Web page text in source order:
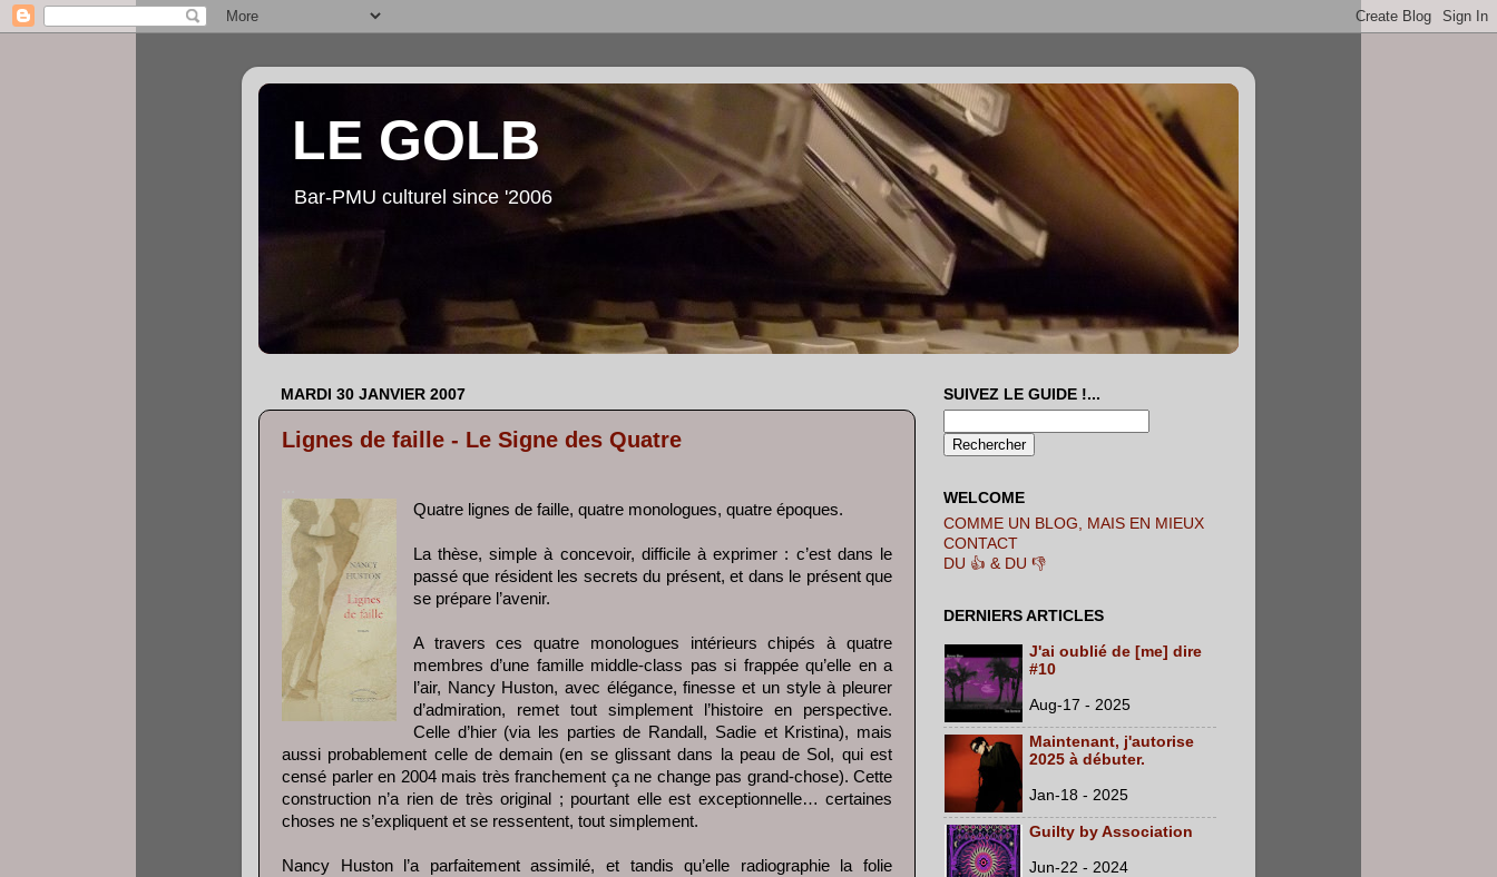
LE GOLB
Bar-PMU culturel since '2006
MARDI 30 JANVIER 2007
Lignes de faille - Le Signe des Quatre
Quatre lignes de faille, quatre monologues, quatre époques.
La thèse, simple à concevoir, difficile à exprimer : c’est dans le
passé que résident les secrets du présent, et dans le présent que
se prépare l’avenir.
A travers ces quatre monologues intérieurs chipés à quatre
membres d’une famille middle-class pas si frappée qu’elle en a
l’air, Nancy Huston, avec élégance, finesse et un style à pleurer
d’admiration, remet tout simplement l’histoire en perspective.
Celle d’hier (via les parties de Randall, Sadie et Kristina), mais
aussi probablement celle de demain (en se glissant dans la peau de Sol, qui est
censé parler en 2004 mais très franchement ça ne change pas grand-chose). Cette
construction n’a rien de très original ; pourtant elle est exceptionnelle… certaines
choses ne s’expliquent et se ressentent, tout simplement.
Nancy Huston l’a parfaitement assimilé, et tandis qu’elle radiographie la folie
SUIVEZ LE GUIDE !...
WELCOME
COMME UN BLOG, MAIS EN MIEUX
CONTACT
DU 👍 & DU 👎
DERNIERS ARTICLES
J'ai oublié de [me] dire
#10
Aug-17 - 2025
Maintenant, j'autorise
2025 à débuter.
Jan-18 - 2025
Guilty by Association
Jun-22 - 2024